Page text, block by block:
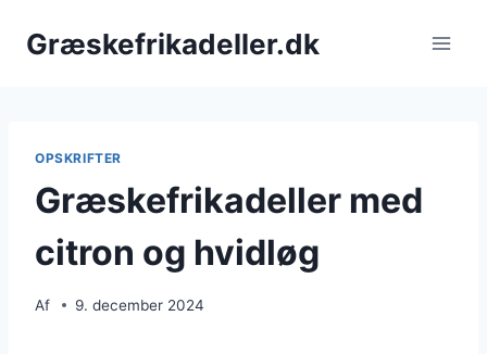
Græskefrikadeller.dk
OPSKRIFTER
Græskefrikadeller med
citron og hvidløg
Af 9. december 2024